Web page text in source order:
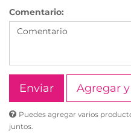
Comentario:
Agregar
Puedes agregar varios
juntos.